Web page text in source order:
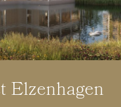
Elzenhagen